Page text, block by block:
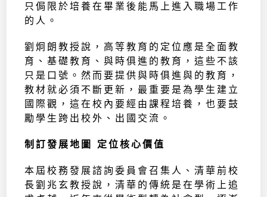
只侷限於培養在畢業後能馬上進入職場工作
的人。
劉炯朗教授說，高等教育的定位應是全面教
育、基礎教育、與時俱進的教育，這些不該
只是口號。然而要提供與時俱進與的教育，
教材就必須不斷更新，最重要是為學生建立
國際觀，這在校內要經由課程培養，也要鼓
勵學生跨出校外、出國交流。
制訂發展地圖 定位核心價值
本屆校務發展諮詢委員會召集人、清華前校
長劉兆玄教授說，清華的傳統是在學術上追